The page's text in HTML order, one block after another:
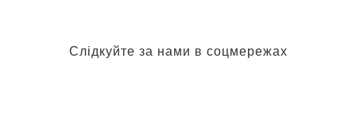
Слідкуйте за нами в соцмережах